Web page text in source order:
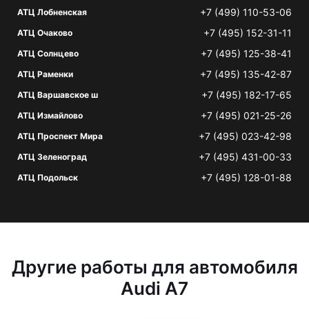
АТЦ Лобненская +7 (499) 110-53-06
АТЦ Очаково +7 (495) 152-31-11
АТЦ Солнцево +7 (495) 125-38-41
АТЦ Раменки +7 (495) 135-42-87
АТЦ Варшавское ш +7 (495) 182-17-65
АТЦ Измайлово +7 (495) 021-25-26
АТЦ Проспект Мира +7 (495) 023-42-98
АТЦ Зеленоград +7 (495) 431-00-33
АТЦ Подольск +7 (495) 128-01-88
Другие работы для автомобиля
Audi A7